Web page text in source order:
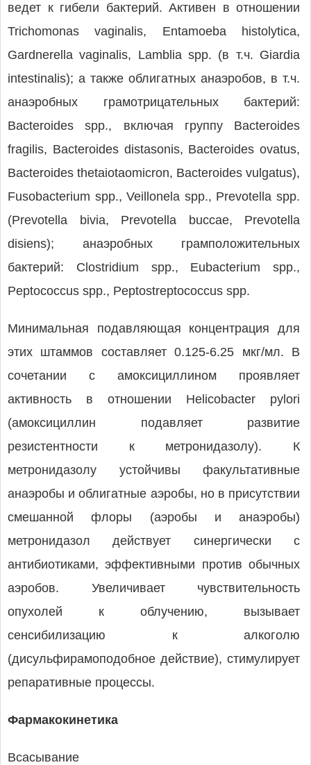
ведет к гибели бактерий. Активен в отношении
Trichomonas vaginalis, Entamoeba histolytica,
Gardnerella vaginalis, Lamblia spp. (в т.ч. Giardia
intestinalis); а также облигатных анаэробов, в т.ч.
анаэробных грамотрицательных бактерий:
Bacteroides spp., включая группу Bacteroides
fragilis, Bacteroides distasonis, Bacteroides ovatus,
Bacteroides thetaiotaomicron, Bacteroides vulgatus),
Fusobacterium spp., Veillonela spp., Prevotella spp.
(Prevotella bivia, Prevotella buccae, Prevotella
disiens); анаэробных грамположительных
бактерий: Clostridium spp., Eubacterium spp.,
Peptococcus spp., Peptostreptococcus spp.
Минимальная подавляющая концентрация для
этих штаммов составляет 0.125-6.25 мкг/мл. В
сочетании с амоксициллином проявляет
активность в отношении Helicobacter pylori
(амоксициллин подавляет развитие
резистентности к метронидазолу). К
метронидазолу устойчивы факультативные
анаэробы и облигатные аэробы, но в присутствии
смешанной флоры (аэробы и анаэробы)
метронидазол действует синергически с
антибиотиками, эффективными против обычных
аэробов. Увеличивает чувствительность
опухолей к облучению, вызывает
сенсибилизацию к алкоголю
(дисульфирамоподобное действие), стимулирует
репаративные процессы.
Фармакокинетика
Всасывание